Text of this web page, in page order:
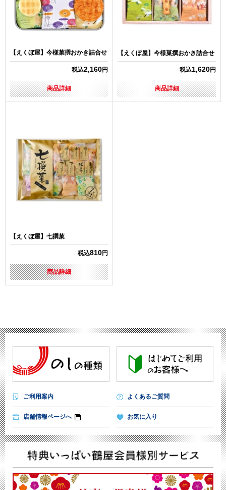
【えくぼ屋】今様菓撰おかき詰合せ
税込2,160円
商品詳細
【えくぼ屋】今様菓撰おかき詰合せ
税込1,620円
商品詳細
【えくぼ屋】七撰菓
税込810円
商品詳細
ご利用案内 よくあるご質問
店舗情報ページへ お気に入り